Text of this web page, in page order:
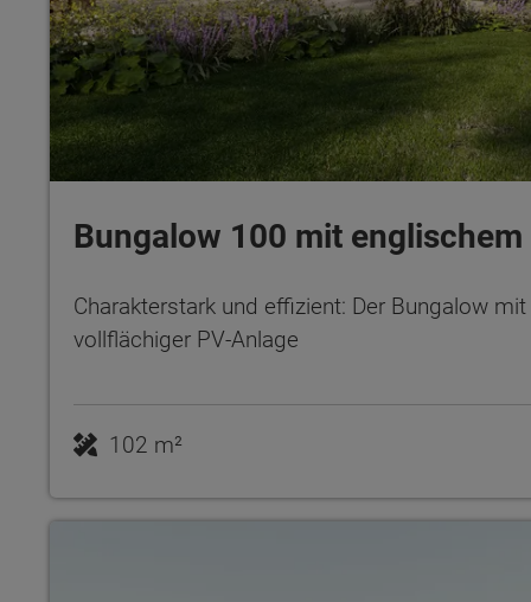
Bungalow 100 mit englischem
Charakterstark und effizient: Der Bungalow
vollflächiger PV-Anlage
102 m²
Wonach